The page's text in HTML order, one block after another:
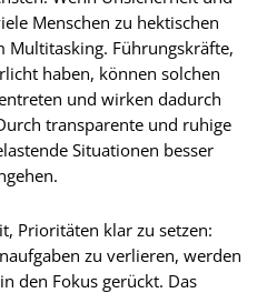
Menschen zu hektischen
Multitasking. Führungskräfte,
haben, können solchen
und wirken dadurch
transparente und ruhige
Situationen besser
Prioritäten klar zu setzen:
zu verlieren, werden
den Fokus gerückt. Das